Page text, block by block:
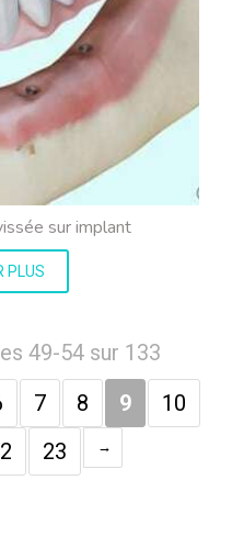
sur implant
PLUS
49-54 sur 133
7 8 9
10
23